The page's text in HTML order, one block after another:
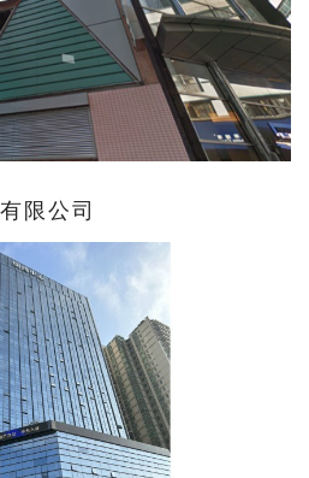
限公司